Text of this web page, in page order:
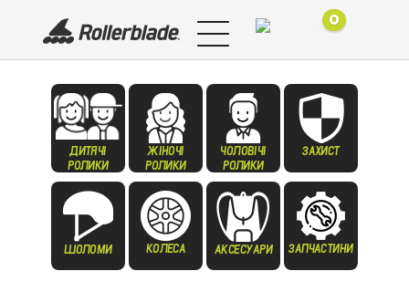
0
ДИТЯЧІ
РОЛИКИ
ЖІНОЧІ
РОЛИКИ
ЧОЛОВІЧІ
РОЛИКИ
ЗАХИСТ
ШОЛОМИ КОЛЕСА АКСЕСУАРИ ЗАПЧАСТИНИ